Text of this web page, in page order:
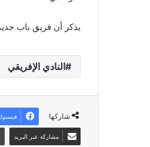
يذكر أن فريق باب
النادي الإفريقي
شاركها
مشاركة عبر البريد